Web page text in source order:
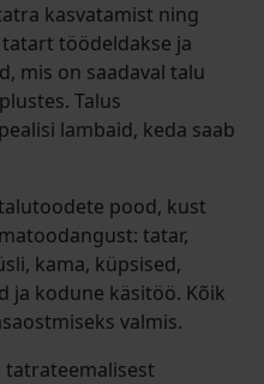
kasvatamist ning
töödeldakse ja
mis on saadaval talu
Talus
lambaid, keda saab
pood, kust
tatar,
kama, küpsised,
ja kodune käsitöö. Kõik
valmis.
tatrateemalisest